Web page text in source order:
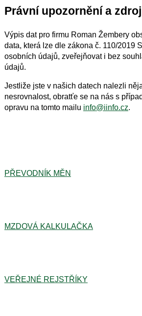
Právní upozornění a
Výpis dat pro firmu Roman Žembery
data, která lze dle zákona č. 110/2019
osobních údajů, zveřejňovat i bez
údajů.
Jestliže jste v našich datech nalezli
nesrovnalost, obratťe se na nás s
opravu na tomto mailu info@iinfo.cz.
PŘEVODNÍK MĚN
MZDOVÁ KALKULAČKA
VEŘEJNÉ REJSTŘÍKY